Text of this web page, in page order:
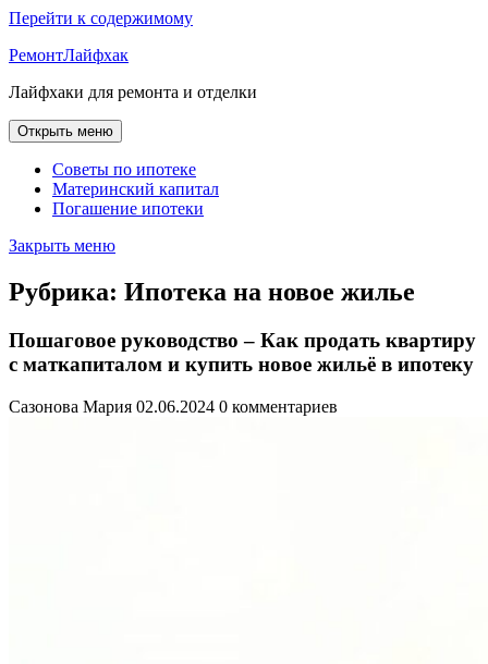
Перейти к содержимому
РемонтЛайфхак
Лайфхаки для ремонта и отделки
Открыть меню
Советы по ипотеке
Материнский капитал
Погашение ипотеки
Закрыть меню
Рубрика: Ипотека на новое жилье
Пошаговое руководство – Как продать квартиру
с маткапиталом и купить новое жильё в ипотеку
Сазонова Мария 02.06.2024 0 комментариев